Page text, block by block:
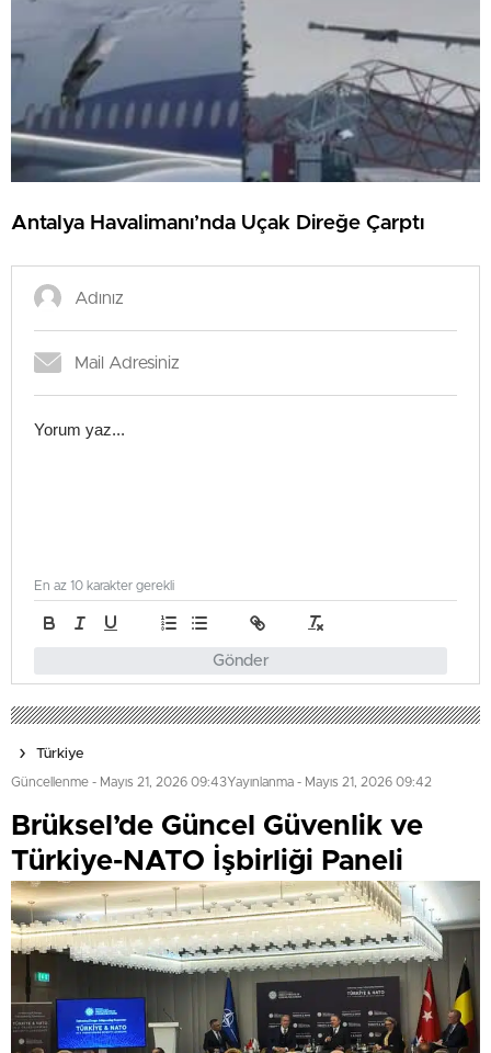
Antalya Havalimanı’nda Uçak Direğe Çarptı
Gönder
En az 10 karakter gerekli
Türkiye
Güncellenme - Mayıs 21, 2026 09:43Yayınlanma - Mayıs 21, 2026 09:42
Brüksel’de Güncel Güvenlik ve
Türkiye-NATO İşbirliği Paneli